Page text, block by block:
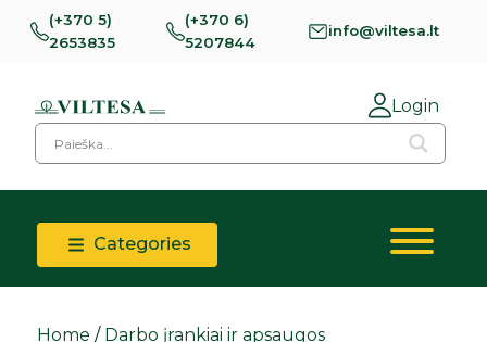
(+370 5)
2653835
(+370 6)
5207844
info@viltesa.lt
Login
Categories
Home / Darbo įrankiai ir apsaugos